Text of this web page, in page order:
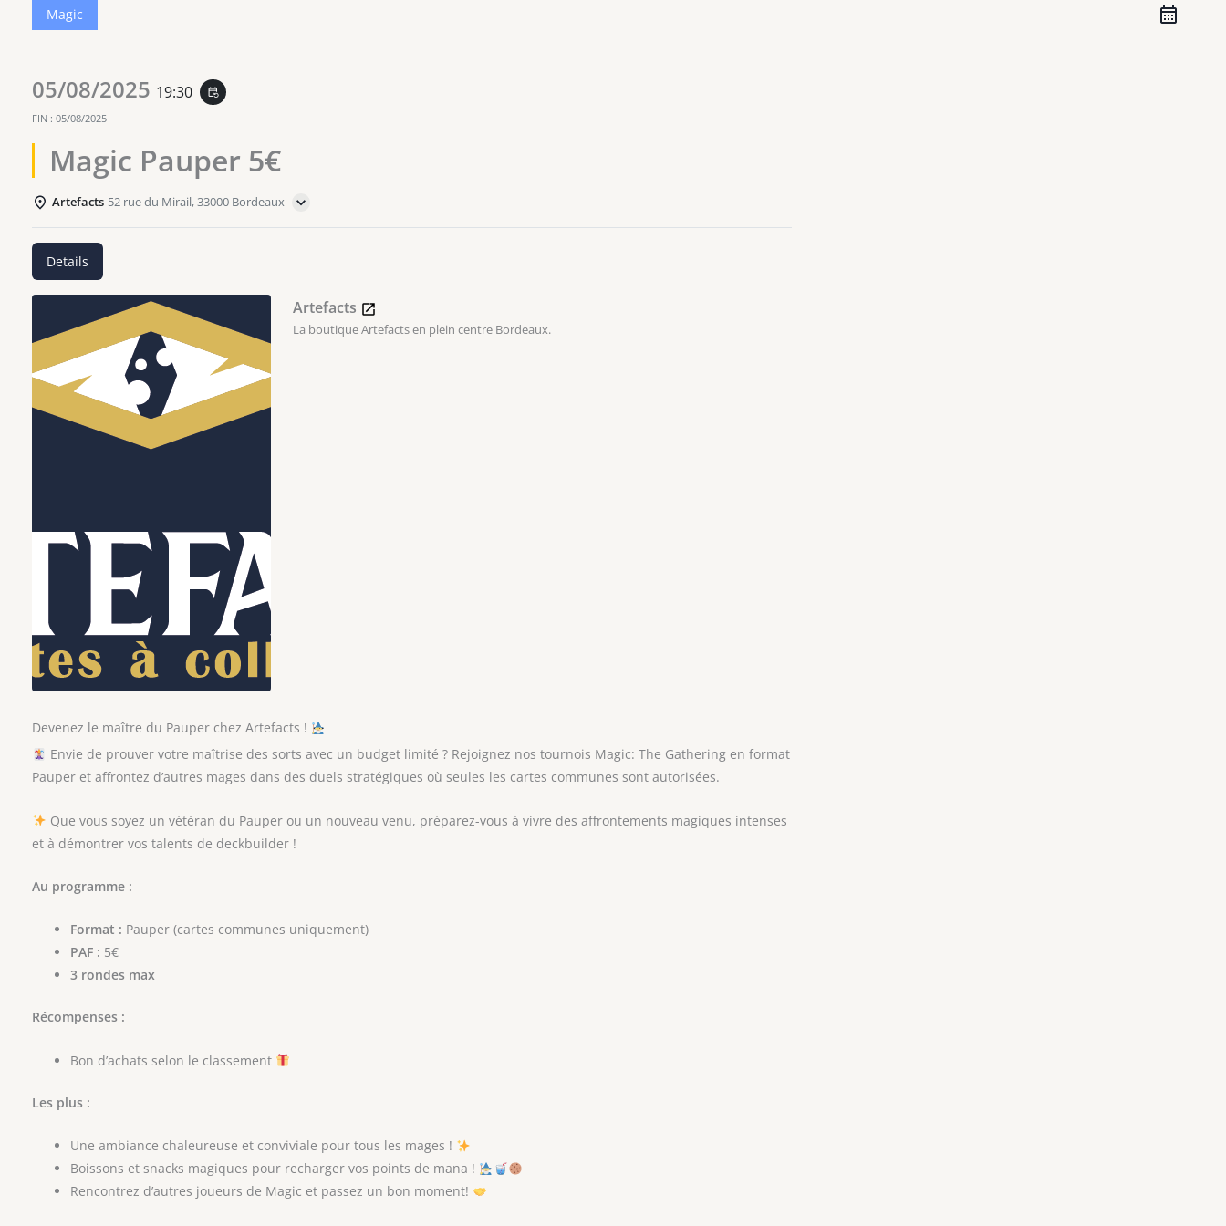
Magic
05/08/2025 19:30 event_repeat
FIN : 05/08/2025
Magic Pauper 5€
Artefacts 52 rue du Mirail, 33000 Bordeaux
Details
Artefacts
La boutique Artefacts en plein centre Bordeaux.
Devenez le maître du Pauper chez Artefacts !
Envie de prouver votre maîtrise des sorts avec un budget limité ? Rejoignez nos tournois Magic: The Gathering en format
Pauper et affrontez d’autres mages dans des duels stratégiques où seules les cartes communes sont autorisées.
Que vous soyez un vétéran du Pauper ou un nouveau venu, préparez-vous à vivre des affrontements magiques intenses
et à démontrer vos talents de deckbuilder !
Au programme :
Format : Pauper (cartes communes uniquement)
PAF : 5€
3 rondes max
Récompenses :
Bon d’achats selon le classement
Les plus :
Une ambiance chaleureuse et conviviale pour tous les mages !
Boissons et snacks magiques pour recharger vos points de mana !
Rencontrez d’autres joueurs de Magic et passez un bon moment!